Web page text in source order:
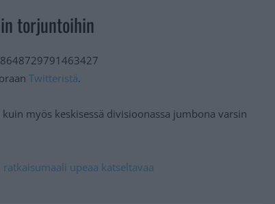
torjuntoihin
Twitteristä.
myös keskisessä divisioonassa jumbona varsin
upeaa katseltavaa